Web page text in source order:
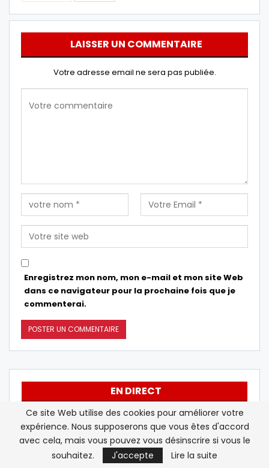
LAISSER UN COMMENTAIRE
Votre adresse email ne sera pas publiée.
Enregistrez mon nom, mon e-mail et mon site Web
dans ce navigateur pour la prochaine fois que je
commenterai.
EN DIRECT
Le Sénat américain confirme Todd
Blanche au poste de procureur
général
Ce site Web utilise des cookies pour améliorer votre
expérience. Nous supposerons que vous êtes d'accord
avec cela, mais vous pouvez vous désinscrire si vous le
souhaitez.
J'accepte Lire la suite